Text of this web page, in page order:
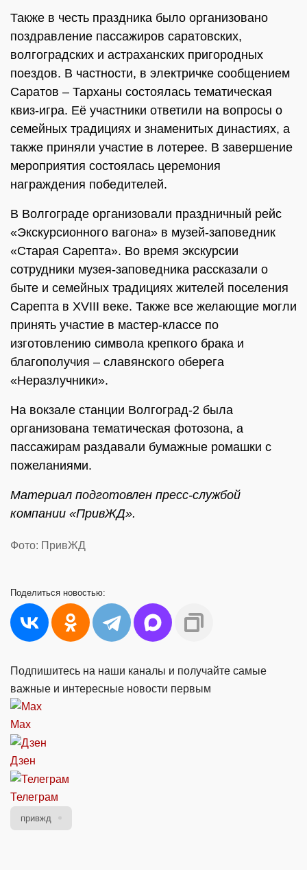
Также в честь праздника было организовано
поздравление пассажиров саратовских,
волгоградских и астраханских пригородных
поездов. В частности, в электричке сообщением
Саратов – Тарханы состоялась тематическая
квиз-игра. Её участники ответили на вопросы о
семейных традициях и знаменитых династиях, а
также приняли участие в лотерее. В завершение
мероприятия состоялась церемония
награждения победителей.
В Волгограде организовали праздничный рейс
«Экскурсионного вагона» в музей-заповедник
«Старая Сарепта». Во время экскурсии
сотрудники музея-заповедника рассказали о
быте и семейных традициях жителей поселения
Сарепта в XVIII веке. Также все желающие могли
принять участие в мастер-классе по
изготовлению символа крепкого брака и
благополучия – славянского оберега
«Неразлучники».
На вокзале станции Волгоград-2 была
организована тематическая фотозона, а
пассажирам раздавали бумажные ромашки с
пожеланиями.
Материал подготовлен пресс-службой
компании «ПривЖД».
Фото: ПривЖД
Поделиться новостью:
Подпишитесь на наши каналы и получайте самые
важные и интересные новости первым
Max
Дзен
Телеграм
привжд